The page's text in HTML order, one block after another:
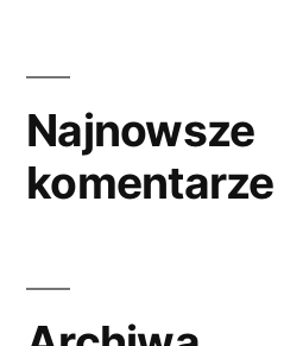
Najnowsze
komentarze